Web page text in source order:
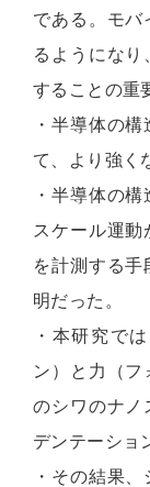
である。モバ
るようにな
することの重
・半導体の
て、より強く
・半導体の
スケール運
を計測する
明だった。
・本研究で
ン）と力（
のシワのナノ
デンテーショ
・その結果